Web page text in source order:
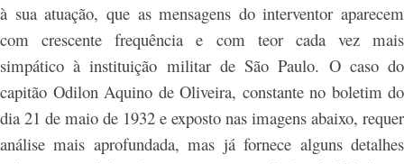
à sua atuação, que as mensagens do interventor aparecem
com crescente frequência e com teor cada vez mais
simpático à instituição militar de São Paulo. O caso do
capitão Odilon Aquino de Oliveira, constante no boletim do
dia 21 de maio de 1932 e exposto nas imagens abaixo, requer
análise mais aprofundada, mas já fornece alguns detalhes